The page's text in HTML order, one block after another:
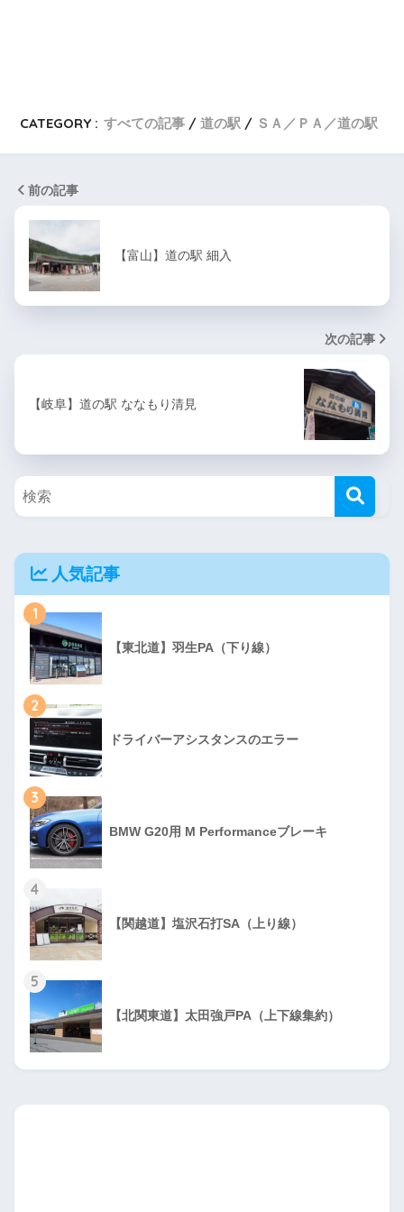
CATEGORY : すべての記事 道の駅 ＳＡ／ＰＡ／道の駅
前の記事
【富山】道の駅 細入
次の記事
【岐阜】道の駅 ななもり清見
人気記事
1
【東北道】羽生PA（下り線）
2
ドライバーアシスタンスのエラー
3
BMW G20用 M Performanceブレーキ
4
【関越道】塩沢石打SA（上り線）
5
【北関東道】太田強戸PA（上下線集約）